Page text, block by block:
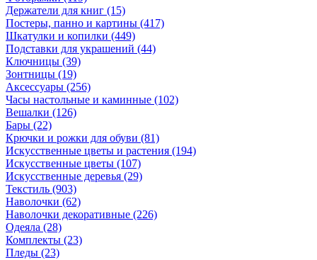
Держатели для книг (15)
Постеры, панно и картины (417)
Шкатулки и копилки (449)
Подставки для украшений (44)
Ключницы (39)
Зонтницы (19)
Аксессуары (256)
Часы настольные и каминные (102)
Вешалки (126)
Бары (22)
Крючки и рожки для обуви (81)
Искусственные цветы и растения (194)
Искусственные цветы (107)
Искусcтвенные деревья (29)
Текстиль (903)
Наволочки (62)
Наволочки декоративные (226)
Одеяла (28)
Комплекты (23)
Пледы (23)